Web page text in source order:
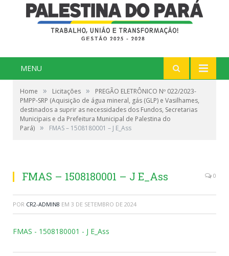
MENU
Home » Licitações »
PREGÃO ELETRÔNICO Nº 022/2023-
PMPP-SRP (Aquisição de água mineral, gás (GLP) e Vasilhames,
destinados a suprir as necessidades dos Fundos, Secretarias
Municipais e da Prefeitura Municipal de Palestina do
Pará) » FMAS – 1508180001 – J E_Ass
FMAS – 1508180001 – J E_Ass 0
POR CR2-ADMIN8 EM 3 DE SETEMBRO DE 2024
FMAS - 1508180001 - J E_Ass